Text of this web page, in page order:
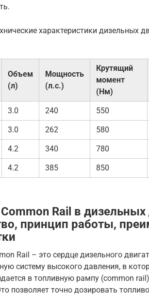
характеристики дизельных
Объем
(л)
Мощность
(л.с.)
Крутящий
момент
(Нм)
3.0 240 550
3.0 262 580
4.2 340 780
4.2 385 850
Rail в дизельных
принцип работы,
Rail – это сердце дизельного
систему высокого давления, в
в топливную рампу (common
позволяет точно дозировать